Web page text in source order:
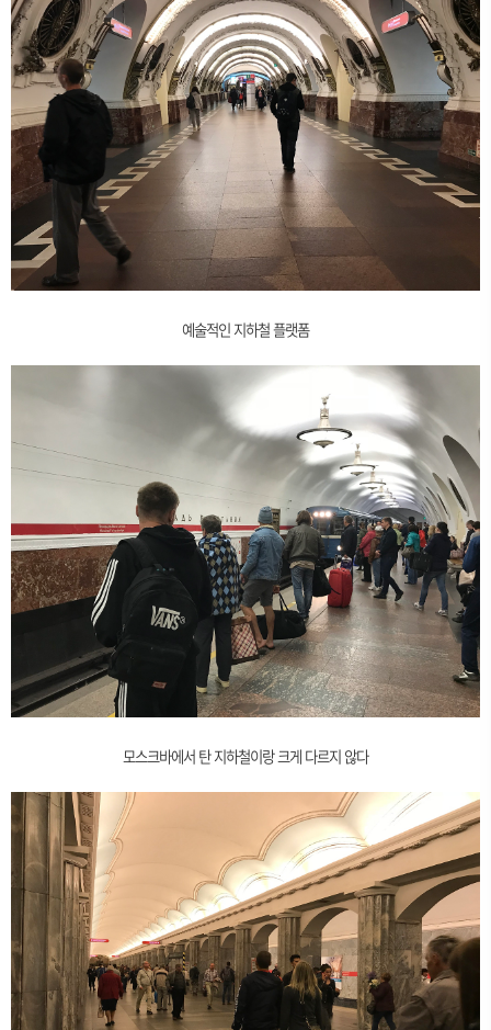
예술적인 지하철 플랫폼
모스크바에서 탄 지하철이랑 크게 다르지 않다